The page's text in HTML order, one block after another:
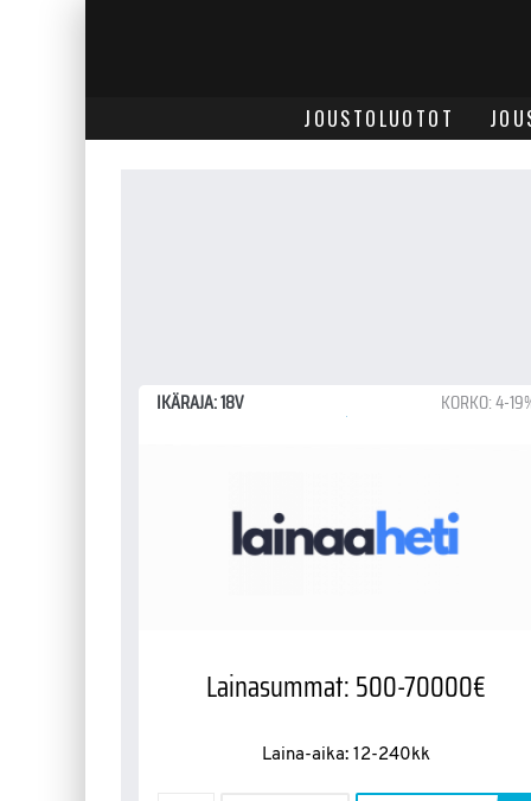
JOUSTOLUOTOT
IKÄRAJA: 18V KORKO: 4-
Lainasummat: 500-70000€
Laina-aika: 12-240kk